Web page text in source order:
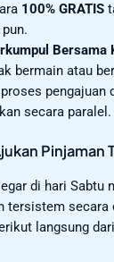
100% GRATIS
Bersama
bermain atau
pengajuan
secara paralel.
Pinjaman
di hari Sabtu
tersistem
langsung